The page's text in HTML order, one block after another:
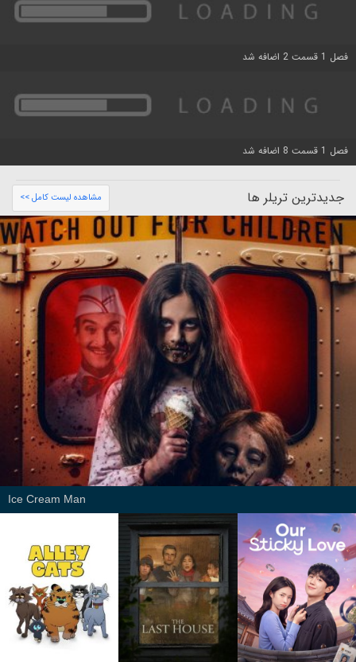
فصل 1 قسمت 2 اضافه شد
فصل 1 قسمت 8 اضافه شد
جدیدترین تریلر ها مشاهده لیست کامل >>
Ice Cream Man